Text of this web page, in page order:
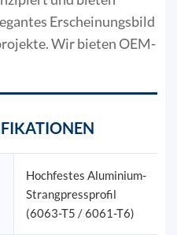
Erscheinungsbild
Wir bieten OEM-
Hochfestes Aluminium-
Strangpressprofil
(6063-T5 / 6061-T6)